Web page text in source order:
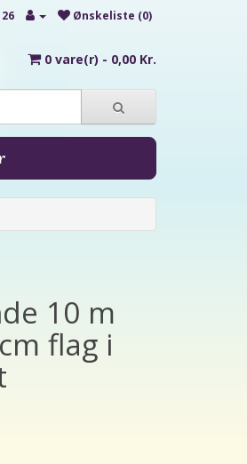
Ønskeliste (0)
0 vare(r) - 0,00 Kr.
10 m
flag i